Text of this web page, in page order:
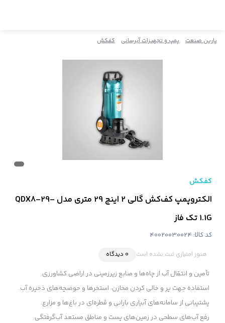
پارین صنعت پمپ و تجهیزات آبرسانی کفکش
کفکش
الکتروپمپ کف‌کش گالی 2 اینچ 29 متری مدل QDX8-29-
1.1G تک فاز
کد کالا: 40020030024
هنوز امتیازی ثبت نشده است 0 دیدگاه
تأمین و انتقال آب از چاه‌ها و منابع زیرزمینی در اراضی کشاورزی.
استفاده جهت پر و خالی کردن مخازن، استخرها و حوضچه‌های ذخیره آب.
پشتیبانی از سامانه‌های آبیاری بارانی و قطره‌ای در باغ‌ها و مزارع.
رفع آب‌های سطحی در زمین‌های پست و مناطق مستعد آب‌گرفتگی.